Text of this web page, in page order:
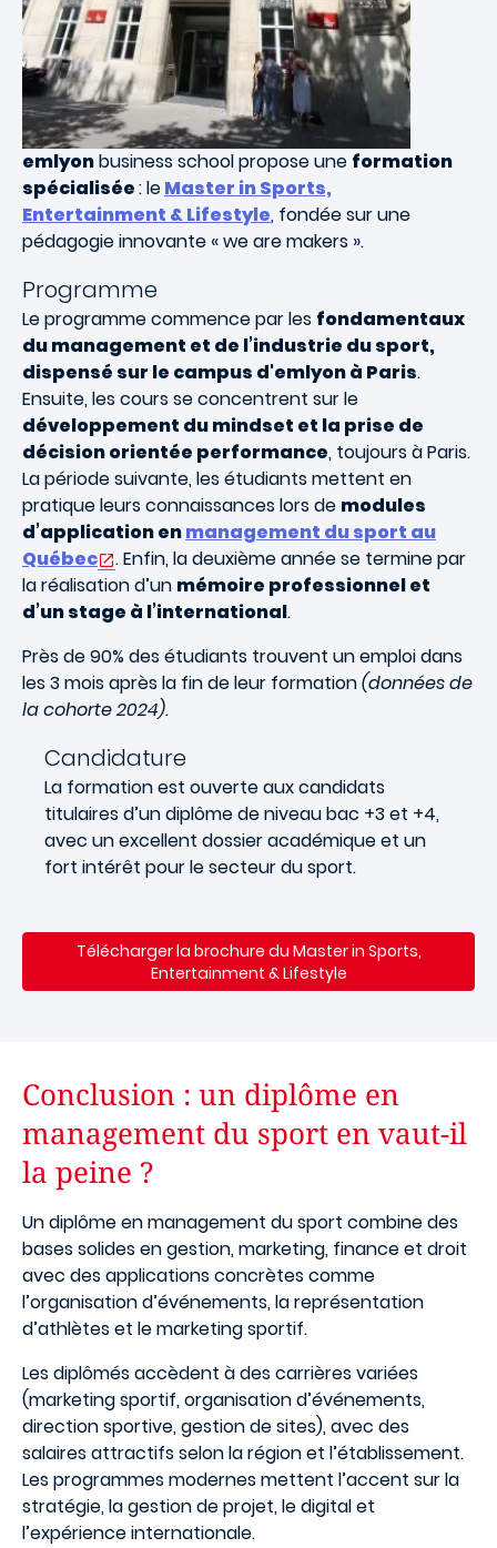
emlyonbusiness school propose une formation
spécialisée: leMaster in Sports,
Entertainment & Lifestyle, fondée sur une
pédagogie innovante « we are makers ».
Programme
Le programme commence par les fondamentaux
du management et de l’industrie du sport,
dispensé sur le campus d'emlyon à Paris.
Ensuite, les cours se concentrent sur le
développement du mindset et la prise de
décision orientée performance, toujours à Paris.
La période suivante, les étudiants mettent en
pratique leurs connaissances lors de modules
d’application enmanagement du sport au
Québec
. Enfin, la deuxième année se termine par
la réalisation d’un mémoire professionnel et
d’un stage à l’international.
Près de 90% des étudiants trouvent un emploi dans
les 3 mois après la fin de leur formation(données de
la cohorte 2024).
Candidature
La formation est ouverte aux candidats
titulaires d’un diplôme de niveau bac +3 et +4,
avec un excellent dossier académique et un
fort intérêt pour le secteur du sport.
Télécharger la brochure du Master in Sports,
Entertainment & Lifestyle
Conclusion : un diplôme en
management du sport en vaut-il
la peine ?
Un diplôme en management du sport combine des
bases solides en gestion, marketing, finance et droit
avec des applications concrètes comme
l’organisation d’événements, la représentation
d’athlètes et le marketing sportif.
Les diplômés accèdent à des carrières variées
(marketing sportif, organisation d’événements,
direction sportive, gestion de sites), avec des
salaires attractifs selon la région et l’établissement.
Les programmes modernes mettent l’accent sur la
stratégie, la gestion de projet, le digital et
l’expérience internationale.